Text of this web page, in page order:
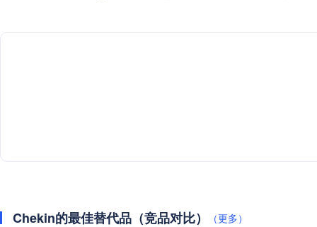
Chekin的最佳替代品（竞品对比） （更多）